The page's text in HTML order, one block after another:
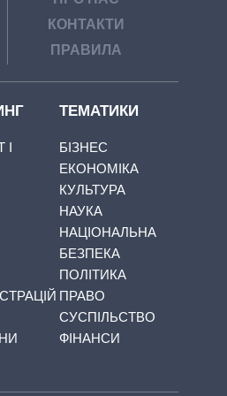
КОНТАКТИ
ПРАВИЛА
І
ТЕМАТИКИ
БІЗНЕС
ЕКОНОМІКА
КУЛЬТУРА
НАУКА
НАЦІОНАЛЬНА
БЕЗПЕКА
ПОЛІТИКА
ПРАВО
СУСПІЛЬСТВО
ФІНАНСИ